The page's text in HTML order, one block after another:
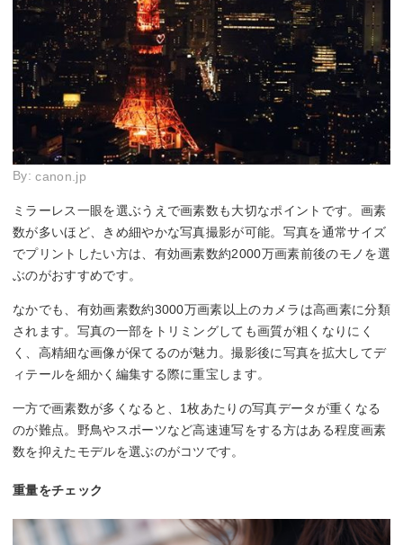
By:canon.jp
ミラーレス一眼を選ぶうえで画素数も大切なポイントです。画素
数が多いほど、きめ細やかな写真撮影が可能。写真を通常サイズ
でプリントしたい方は、有効画素数約2000万画素前後のモノを選
ぶのがおすすめです。
なかでも、有効画素数約3000万画素以上のカメラは高画素に分類
されます。写真の一部をトリミングしても画質が粗くなりにく
く、高精細な画像が保てるのが魅力。撮影後に写真を拡大してデ
ィテールを細かく編集する際に重宝します。
一方で画素数が多くなると、1枚あたりの写真データが重くなる
のが難点。野鳥やスポーツなど高速連写をする方はある程度画素
数を抑えたモデルを選ぶのがコツです。
重量をチェック